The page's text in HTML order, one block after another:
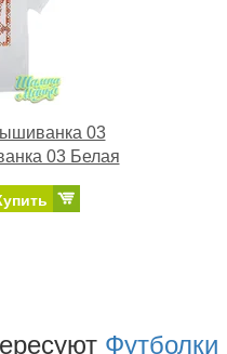
03
03 Белая
Футболки